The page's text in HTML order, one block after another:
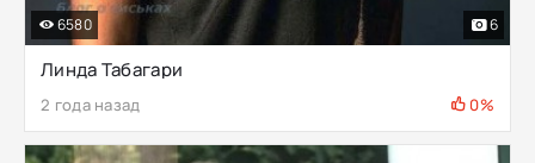
Линда Табагари
2 года назад 0%
6580 6